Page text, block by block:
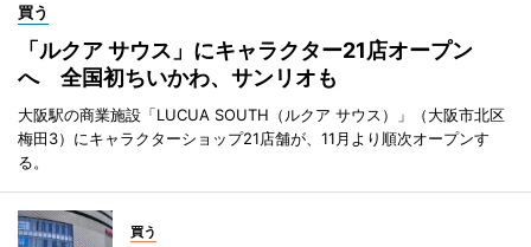
買う
「ルクア サウス」にキャラクター21店オープン
へ 全国初ちいかわ、サンリオも
大阪駅の商業施設「LUCUA SOUTH（ルクア サウス）」（大阪市北区
梅田3）にキャラクターショップ21店舗が、11月より順次オープンす
る。
買う